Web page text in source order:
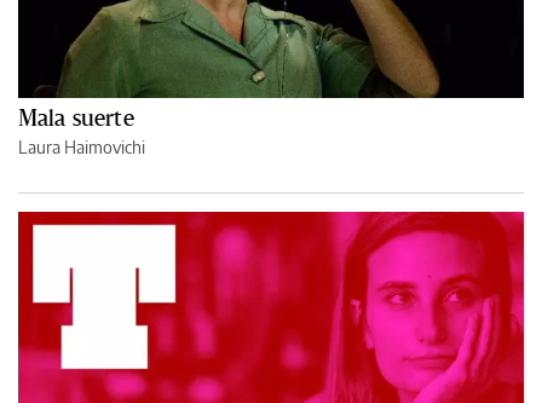
Mala suerte
Laura Haimovichi